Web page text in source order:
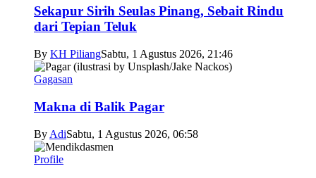
Sekapur Sirih Seulas Pinang, Sebait Rindu
dari Tepian Teluk
By KH PiliangSabtu, 1 Agustus 2026, 21:46
Gagasan
Makna di Balik Pagar
By AdiSabtu, 1 Agustus 2026, 06:58
Profile